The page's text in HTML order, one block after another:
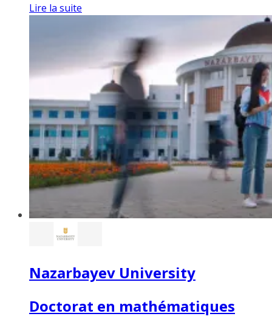
Lire la suite
Nazarbayev University
Doctorat en mathématiques